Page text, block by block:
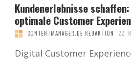
Kundenerlebnisse
optimale Customer
CONTENTMANAGER.DE REDAKTION 22.
Digital Customer